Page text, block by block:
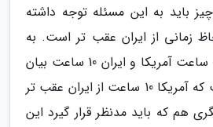
باید به این مسئله توجه داشته
زمانی از ایران عقب تر است. به
عبارت دیگر اگر اختلاف ساعت آمریکا و ایران 10 ساعت بیان
شود به این معنی است که آمریکا 10 ساعت از ایران عقب تر
هم که باید مدنظر قرار گیرد این